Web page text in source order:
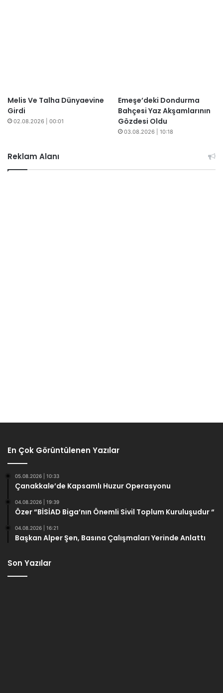
Melis Ve Talha Dünyaevine
Girdi
02.08.2026 | 00:01
Emeşe’deki Dondurma
Bahçesi Yaz Akşamlarının
Gözdesi Oldu
03.08.2026 | 10:18
Reklam Alanı
En Çok Görüntülenen Yazılar
05.08.2026 | 10:33
Çanakkale’de Kapsamlı Huzur Operasyonu
04.08.2026 | 19:39
Özer “BİSİAD Biga’nın Önemli Sivil Toplum Kuruluşudur “
04.08.2026 | 16:21
Başkan Alper Şen, Basına Çalışmaları Yerinde Anlattı
Son Yazılar